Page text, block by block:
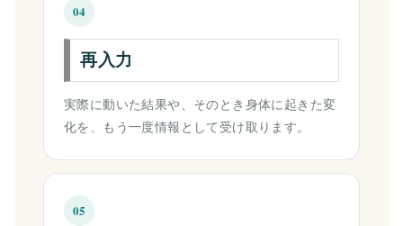
04
再入力
実際に動いた結果や、そのとき身体に起きた変
化を、もう一度情報として受け取ります。
05